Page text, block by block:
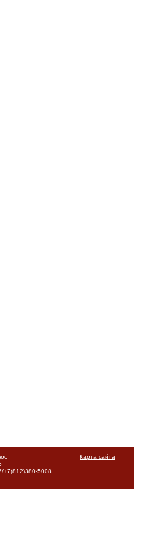
Карта сайта
+7(812)380-5008